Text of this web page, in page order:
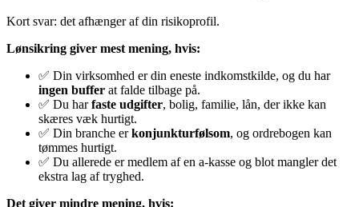
Kort svar: det afhænger af din risikoprofil.
Lønsikring giver mest mening, hvis:
✅ Din virksomhed er din eneste indkomstkilde, og du har
ingen buffer at falde tilbage på.
✅ Du harfaste udgifter, bolig, familie, lån, der ikke kan
skæres væk hurtigt.
✅ Din branche erkonjunkturfølsom, og ordrebogen kan
tømmes hurtigt.
✅ Du allerede er medlem af en a-kasse og blot mangler det
ekstra lag af tryghed.
Det giver mindre mening, hvis: